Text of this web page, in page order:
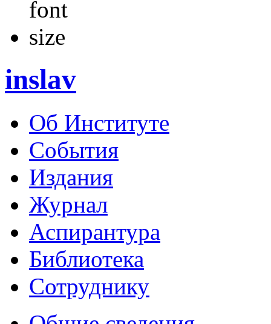
inslav
Об Институте
События
Издания
Журнал
Аспирантура
Библиотека
Сотруднику